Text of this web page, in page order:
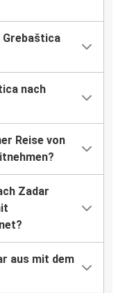
nach
Reise von
Zadar
aus mit dem